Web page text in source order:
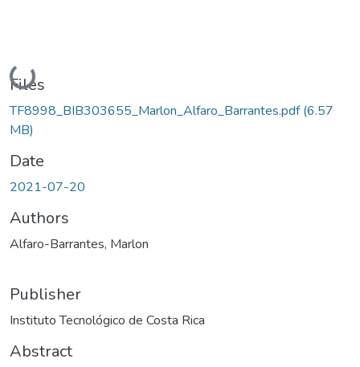
Loading...
Files
TF8998_BIB303655_Marlon_Alfaro_Barrantes.pdf(6.57
MB)
Date
2021-07-20
Authors
Alfaro-Barrantes, Marlon
Publisher
Instituto Tecnológico de Costa Rica
Abstract